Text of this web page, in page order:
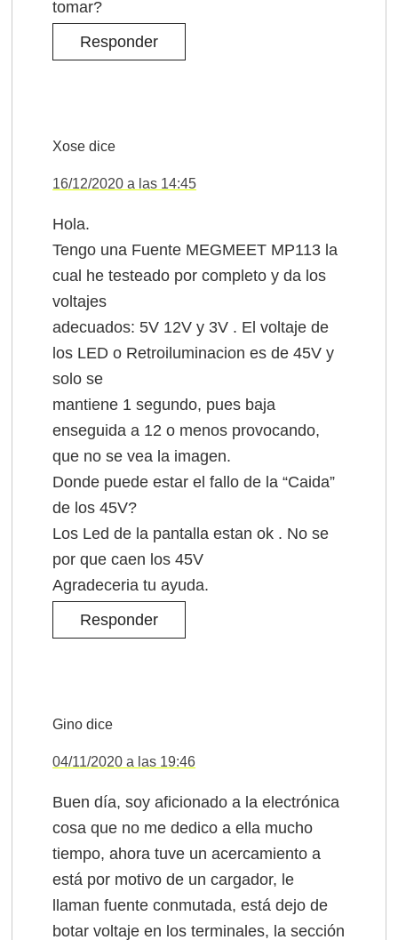
tomar?
Responder
Xose dice
16/12/2020 a las 14:45
Hola.
Tengo una Fuente MEGMEET MP113 la
cual he testeado por completo y da los
voltajes
adecuados: 5V 12V y 3V . El voltaje de
los LED o Retroiluminacion es de 45V y
solo se
mantiene 1 segundo, pues baja
enseguida a 12 o menos provocando,
que no se vea la imagen.
Donde puede estar el fallo de la “Caida”
de los 45V?
Los Led de la pantalla estan ok . No se
por que caen los 45V
Agradeceria tu ayuda.
Responder
Gino dice
04/11/2020 a las 19:46
Buen día, soy aficionado a la electrónica
cosa que no me dedico a ella mucho
tiempo, ahora tuve un acercamiento a
está por motivo de un cargador, le
llaman fuente conmutada, está dejo de
botar voltaje en los terminales, la sección